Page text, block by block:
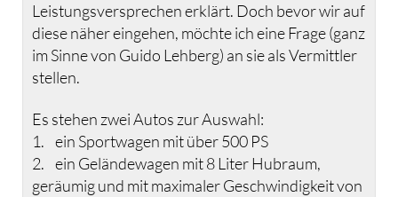
Leistungsversprechen erklärt. Doch bevor wir auf
diese näher eingehen, möchte ich eine Frage (ganz
im Sinne von Guido Lehberg) an sie als Vermittler
stellen.
Es stehen zwei Autos zur Auswahl:
1. ein Sportwagen mit über 500 PS
2. ein Geländewagen mit 8 Liter Hubraum,
geräumig und mit maximaler Geschwindigkeit von